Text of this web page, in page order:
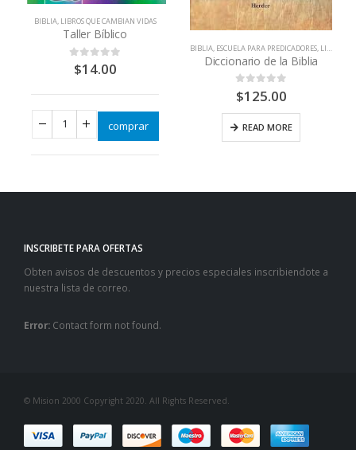
BIBLIA, LIBROS QUE CAMBIAN VIDAS
Taller Bíblico
out of 5
$14.00
comprar
BIBLIA, ESCUELA PARA PREDICADORES, LIBROS QUE CAMBIAN VIDAS
Diccionario de la Biblia
0out of 5
$125.00
READ MORE
INSCRIBETE PARA OFERTAS
Obten avisos de descuentos y precios especiales inscribiendote a
nuestra lista de correo.
Error: Contact form not found.
© Mision 2000 Copyright 2020. All Rights Reserved.